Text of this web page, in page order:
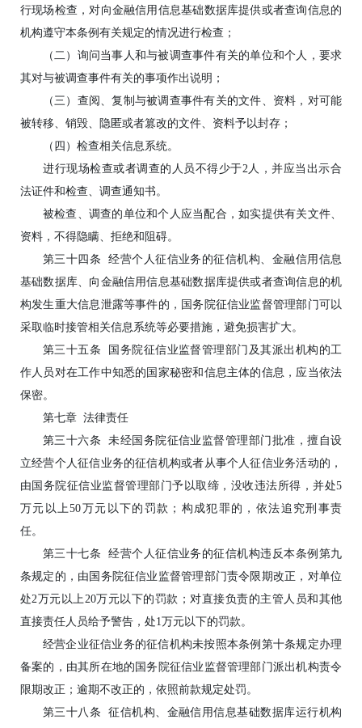
行现场检查，对向金融信用信息基础数据库提供或者查询信息的
机构遵守本条例有关规定的情况进行检查；
（二）询问当事人和与被调查事件有关的单位和个人，要求
其对与被调查事件有关的事项作出说明；
（三）查阅、复制与被调查事件有关的文件、资料，对可能
被转移、销毁、隐匿或者篡改的文件、资料予以封存；
（四）检查相关信息系统。
进行现场检查或者调查的人员不得少于2人，并应当出示合
法证件和检查、调查通知书。
被检查、调查的单位和个人应当配合，如实提供有关文件、
资料，不得隐瞒、拒绝和阻碍。
第三十四条 经营个人征信业务的征信机构、金融信用信息
基础数据库、向金融信用信息基础数据库提供或者查询信息的机
构发生重大信息泄露等事件的，国务院征信业监督管理部门可以
采取临时接管相关信息系统等必要措施，避免损害扩大。
第三十五条 国务院征信业监督管理部门及其派出机构的工
作人员对在工作中知悉的国家秘密和信息主体的信息，应当依法
保密。
第七章 法律责任
第三十六条 未经国务院征信业监督管理部门批准，擅自设
立经营个人征信业务的征信机构或者从事个人征信业务活动的，
由国务院征信业监督管理部门予以取缔，没收违法所得，并处5
万元以上50万元以下的罚款；构成犯罪的，依法追究刑事责
任。
第三十七条 经营个人征信业务的征信机构违反本条例第九
条规定的，由国务院征信业监督管理部门责令限期改正，对单位
处2万元以上20万元以下的罚款；对直接负责的主管人员和其他
直接责任人员给予警告，处1万元以下的罚款。
经营企业征信业务的征信机构未按照本条例第十条规定办理
备案的，由其所在地的国务院征信业监督管理部门派出机构责令
限期改正；逾期不改正的，依照前款规定处罚。
第三十八条 征信机构、金融信用信息基础数据库运行机构